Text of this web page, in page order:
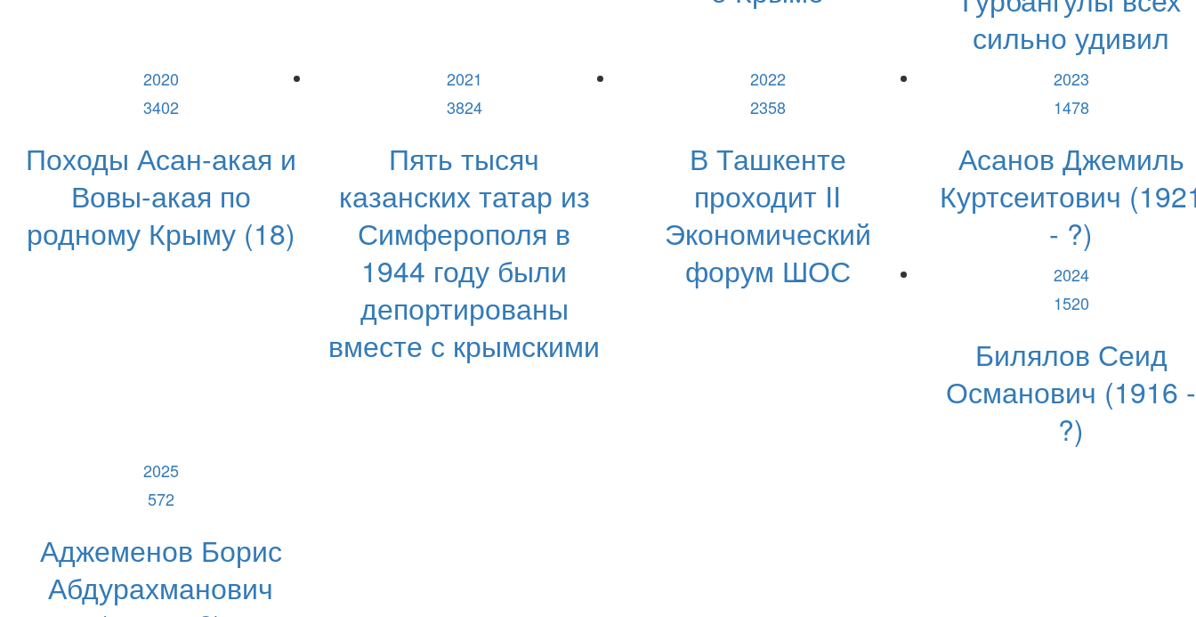
сильно удивил
2020
3402
Походы Асан-акая и
Вовы-акая по
родному Крыму (18)
2021
3824
Пять тысяч
казанских татар из
Симферополя в
1944 году были
депортированы
вместе с крымскими
2022
2358
В Ташкенте
проходит II
Экономический
форум ШОС
2023
1478
Асанов Джемиль
Куртсеитович
- ?)
2024
1520
Билялов Сеид
Османович (1916 -
?)
2025
572
Аджеменов Борис
Абдурахманович